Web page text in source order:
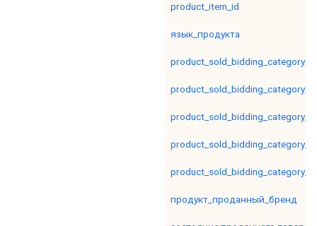
product_item_id
язык_продукта
продукт_проданный_бренд